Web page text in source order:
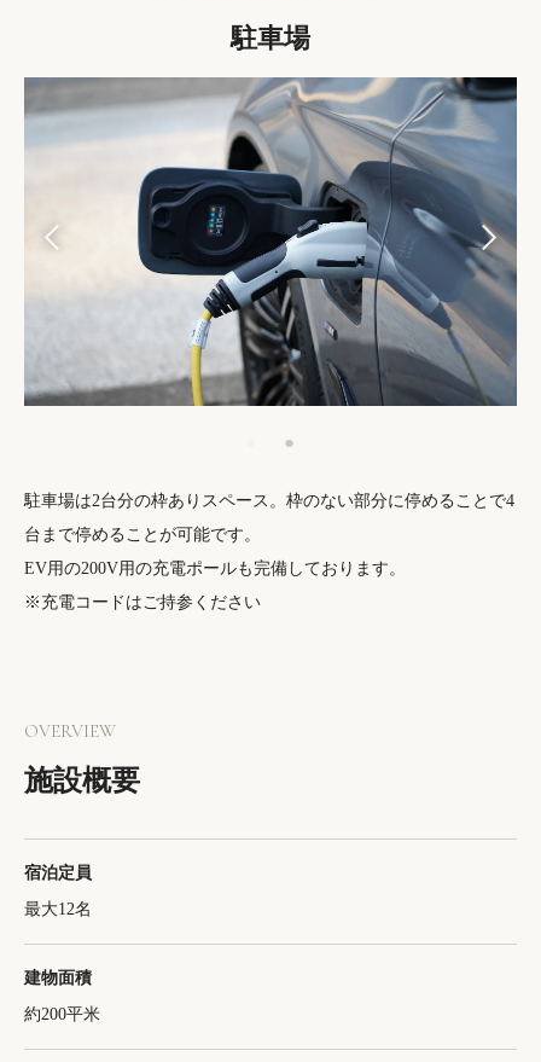
駐車場
駐車場は2台分の枠ありスペース。枠のない部分に停めることで4
台まで停めることが可能です。
EV用の200V用の充電ポールも完備しております。
※充電コードはご持参ください
OVERVIEW
施設概要
宿泊定員
最大12名
建物面積
約200平米